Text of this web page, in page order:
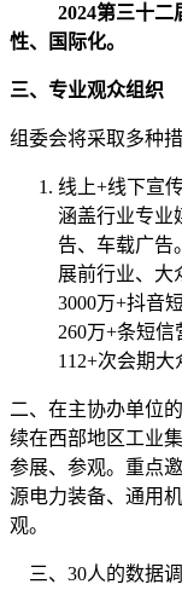
2024第三十
性、国际化。
三、专业观众组织
组委会将采取多种
线上+线下宣
涵盖行业专业
告、车载广告
展前行业、大
3000万+抖音
260万+条短信
112+次会期大
二、在主协办单位
续在西部地区工业
参展、参观。重点
源电力装备、通用
观。
三、30人的数据